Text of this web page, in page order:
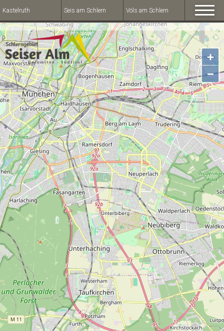
Kastelruth Seis am Schlern Völs am Schlern
+
−